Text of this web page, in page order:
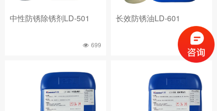
中性防锈除锈剂LD-501
699
长效防锈油LD-601
630